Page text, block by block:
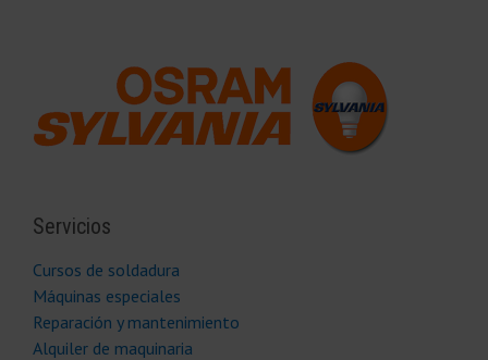
Servicios
Cursos de soldadura
Máquinas especiales
Reparación y mantenimiento
Alquiler de maquinaria